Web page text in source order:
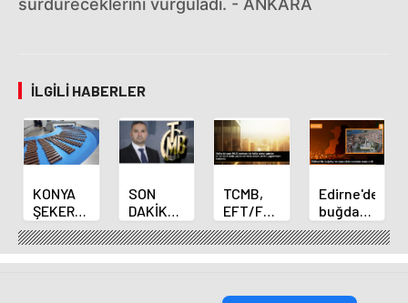
İLGILI HABERLER
KONYA
ŞEKER
YILLIK 7
BİN 500
TON
SON
DAKİKA
HABERİ:
Yeni
Merkez
TCMB,
EFT/FAST
işlemleri
için
fazla
uygulamasını
Edirne'de
buğday
ve arpa
ekim
sezonu
erdi